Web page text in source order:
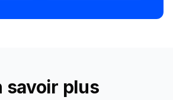
savoir plus